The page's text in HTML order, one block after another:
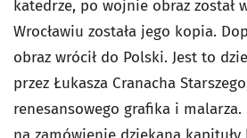
katedrze, po wojnie obraz został
Wrocławiu została jego kopia.
obraz wrócił do Polski. Jest to
przez Łukasza Cranacha
renesansowego grafika i malarza.